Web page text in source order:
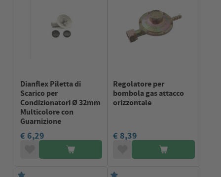
Dianflex Piletta di
Scarico per
Condizionatori Ø 32mm
Multicolore con
Guarnizione
€ 6,29
Regolatore per
bombola gas attacco
orizzontale
€ 8,39